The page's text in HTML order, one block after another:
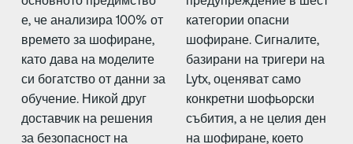
е, че анализира 100% от
времето за шофиране,
като дава на моделите
си богатство от данни за
обучение. Никой друг
доставчик на решения
за безопасност на
категории опасни
шофиране. Сигналите,
базирани на тригери на
Lytx, оценяват само
конкретни шофьорски
събития, а не целия ден
на шофиране, което